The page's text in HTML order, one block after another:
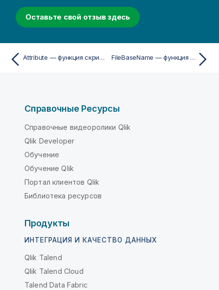
Оставьте свой отзыв здесь
Attribute — функция скрипта FileBaseName — функция скрипта
Справочные Ресурсы
Справочные видеоролики Qlik
Qlik Developer
Обучение
Обучение Qlik
Портал клиентов Qlik
Библиотека ресурсов
Продукты
ИНТЕГРАЦИЯ И КАЧЕСТВО ДАННЫХ
Qlik Talend
Qlik Talend Cloud
Talend Data Fabric